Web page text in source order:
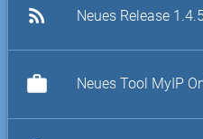
rss_feed Neues Release
work Neues Tool MyIP